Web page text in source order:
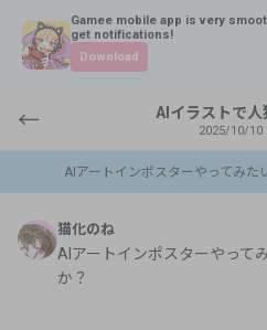
Gamee mobile app is very
get notifications!
Download
← AIイラストで人
2025/10/10
AIアートインポスターやってみた
猫化のね
AIアートインポスターやって
か？